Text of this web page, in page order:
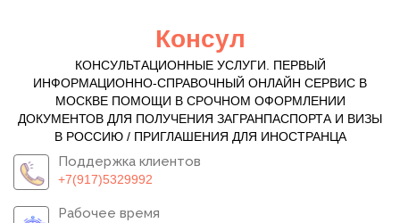
Консул
КОНСУЛЬТАЦИОННЫЕ УСЛУГИ. ПЕРВЫЙ
ИНФОРМАЦИОННО-СПРАВОЧНЫЙ ОНЛАЙН СЕРВИС В
МОСКВЕ ПОМОЩИ В СРОЧНОМ ОФОРМЛЕНИИ
ДОКУМЕНТОВ ДЛЯ ПОЛУЧЕНИЯ ЗАГРАНПАСПОРТА И ВИЗЫ
В РОССИЮ / ПРИГЛАШЕНИЯ ДЛЯ ИНОСТРАНЦА
Поддержка клиентов
+7(917)5329992
Рабочее время